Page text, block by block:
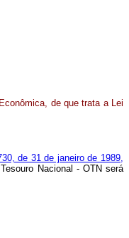
de que trata a Lei
de 31 de janeiro de 1989,
Nacional - OTN será